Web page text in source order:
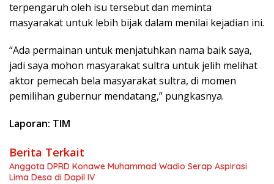
terpengaruh oleh isu tersebut dan meminta
masyarakat untuk lebih bijak dalam menilai kejadian ini.
“Ada permainan untuk menjatuhkan nama baik saya,
jadi saya mohon masyarakat sultra untuk jelih melihat
aktor pemecah bela masyarakat sultra, di momen
pemilihan gubernur mendatang,” pungkasnya.
Laporan: TIM
Berita Terkait
Anggota DPRD Konawe Muhammad Wadio Serap Aspirasi
Lima Desa di Dapil IV